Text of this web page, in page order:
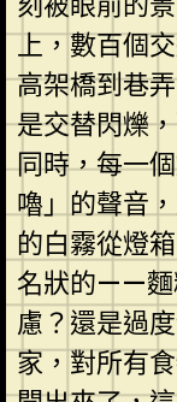
上，數百個
高架橋到巷
是交替閃爍
同時，每一
嚕」的聲音
的白霧從燈
名狀的——麵
慮？還是過
家，對所有